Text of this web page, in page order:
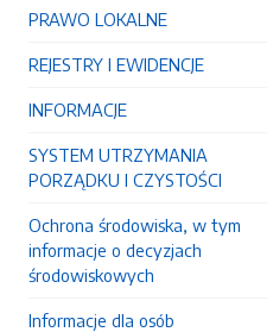
PRAWO LOKALNE
REJESTRY I EWIDENCJE
INFORMACJE
SYSTEM UTRZYMANIA
PORZĄDKU I CZYSTOŚCI
Ochrona środowiska, w tym
informacje o decyzjach
środowiskowych
Informacje dla osób